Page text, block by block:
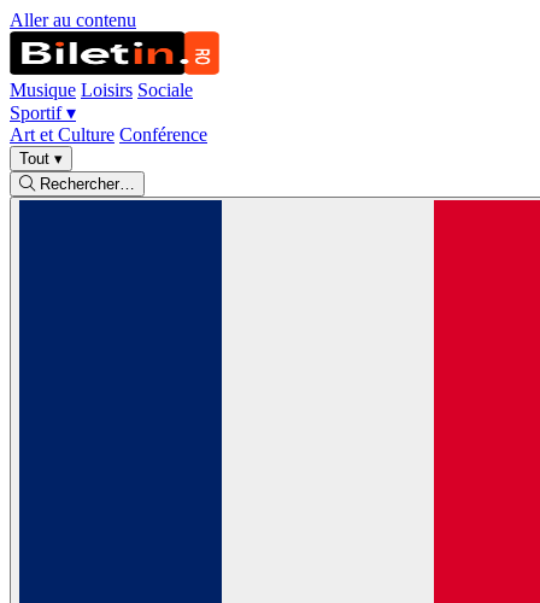
Aller au contenu
Musique Loisirs Sociale
Sportif▾
Art et Culture Conférence
Tout ▾
Rechercher…